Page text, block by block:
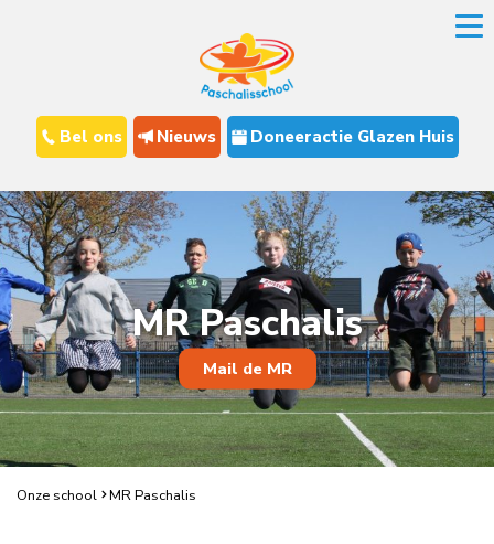
Bel ons Nieuws Doneeractie Glazen Huis
MR Paschalis
Mail de MR
Onze school MR Paschalis